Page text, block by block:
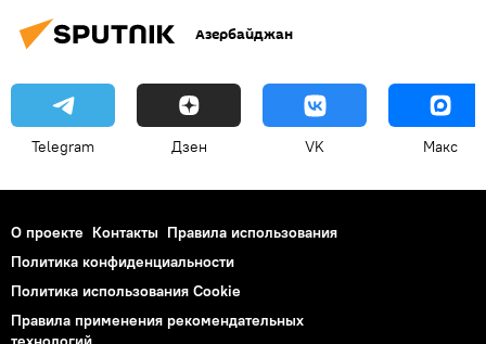
Азербайджан
Telegram Дзен VK Макс
О проекте Контакты Правила использования
Политика конфиденциальности
Политика использования Cookie
Правила применения рекомендательных